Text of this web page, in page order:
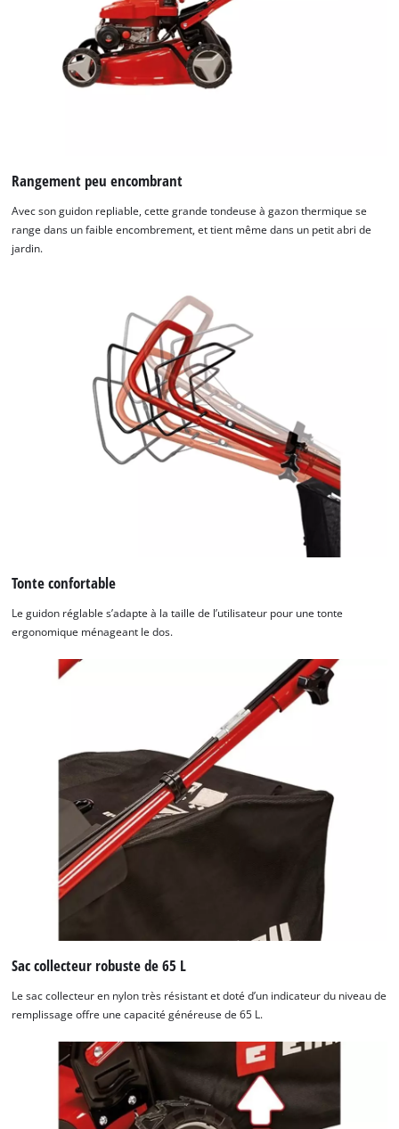
Rangement peu encombrant
Avec son guidon repliable, cette grande tondeuse à gazon thermique se
range dans un faible encombrement, et tient même dans un petit abri de
jardin.
Tonte confortable
Le guidon réglable s’adapte à la taille de l’utilisateur pour une tonte
ergonomique ménageant le dos.
Sac collecteur robuste de 65 L
Le sac collecteur en nylon très résistant et doté d’un indicateur du niveau de
remplissage offre une capacité généreuse de 65 L.